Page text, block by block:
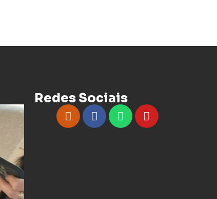
Redes Sociais